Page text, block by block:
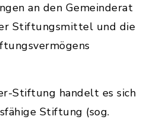
an den Gemeinderat
Stiftungsmittel und die
Stiftung handelt es sich
Stiftung (sog.